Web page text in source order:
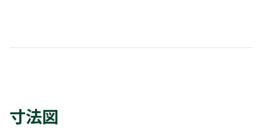
寸法図